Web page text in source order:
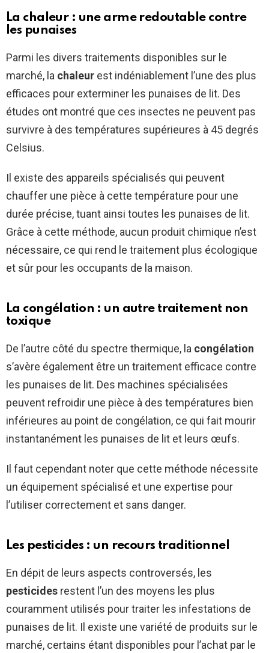
La chaleur : une arme redoutable contre
les punaises
Parmi les divers traitements disponibles sur le
marché, la chaleur est indéniablement l’une des plus
efficaces pour exterminer les punaises de lit. Des
études ont montré que ces insectes ne peuvent pas
survivre à des températures supérieures à 45 degrés
Celsius.
Il existe des appareils spécialisés qui peuvent
chauffer une pièce à cette température pour une
durée précise, tuant ainsi toutes les punaises de lit.
Grâce à cette méthode, aucun produit chimique n’est
nécessaire, ce qui rend le traitement plus écologique
et sûr pour les occupants de la maison.
La congélation : un autre traitement non
toxique
De l’autre côté du spectre thermique, la congélation
s’avère également être un traitement efficace contre
les punaises de lit. Des machines spécialisées
peuvent refroidir une pièce à des températures bien
inférieures au point de congélation, ce qui fait mourir
instantanément les punaises de lit et leurs œufs.
Il faut cependant noter que cette méthode nécessite
un équipement spécialisé et une expertise pour
l’utiliser correctement et sans danger.
Les pesticides : un recours traditionnel
En dépit de leurs aspects controversés, les
pesticides restent l’un des moyens les plus
couramment utilisés pour traiter les infestations de
punaises de lit. Il existe une variété de produits sur le
marché, certains étant disponibles pour l’achat par le